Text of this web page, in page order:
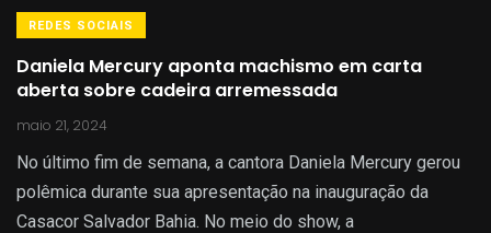
REDES SOCIAIS
Daniela Mercury aponta machismo em carta
aberta sobre cadeira arremessada
maio 21, 2024
No último fim de semana, a cantora Daniela Mercury gerou
polêmica durante sua apresentação na inauguração da
Casacor Salvador Bahia. No meio do show, a